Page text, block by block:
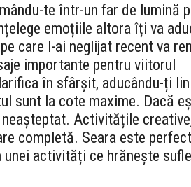
te într-un far de lumină
emoțiile altora îți va
care l-ai neglijat recent va
importante pentru viitorul
în sfârșit, aducându-ți
sunt la cote maxime. Dacă
Activitățile
completă. Seara este
activități ce hrănește